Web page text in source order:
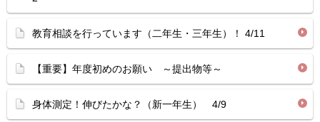
教育相談を行っています（二年生・三年生）！ 4/11
【重要】年度初めのお願い ～提出物等～
身体測定！伸びたかな？（新一年生） 4/9